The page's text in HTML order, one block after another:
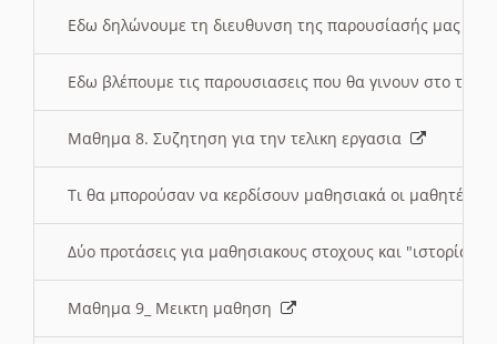
Εδω δηλώνουμε τη διευθυνση της παρουσίασής μας
Εδω βλέπουμε τις παρουσιασεις που θα γινουν στο
Μαθημα 8. Συζητηση για την τελικη εργασια
Τι θα μπορούσαν να κερδίσουν μαθησιακά οι μαθητές/
Δύο προτάσεις για μαθησιακους στοχους και "ιστορία"
Μαθημα 9_ Μεικτη μαθηση